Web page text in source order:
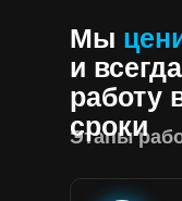
Мы
и
работу
сроки
Этапы